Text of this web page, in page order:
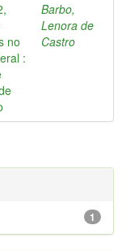
no
:
Barbo,
Lenora de
Castro
1